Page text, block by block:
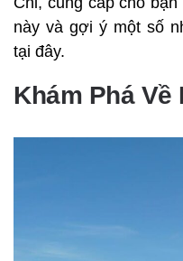
này và gợi ý một số
tại đây.
Khám Phá Về